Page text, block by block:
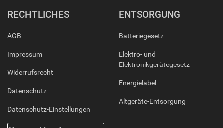
RECHTLICHES
AGB
Impressum
Widerrufsrecht
Datenschutz
Datenschutz-Einstellungen
ENTSORGUNG
Batteriegesetz
Elektro- und
Elektronikgerätegesetz
Energielabel
Altgeräte-Entsorgung